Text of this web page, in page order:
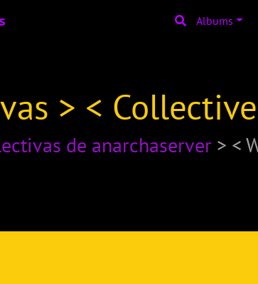
Albums
> <
de anarchaserver > <